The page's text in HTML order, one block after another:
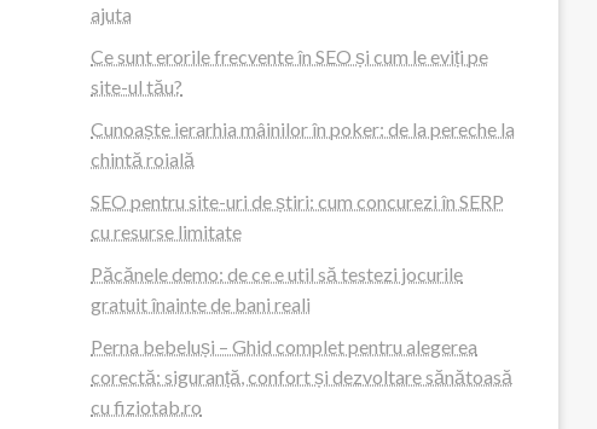
ajuta
Ce sunt erorile frecvente în SEO și cum le eviți pe
site-ul tău?
Cunoaște ierarhia mâinilor în poker: de la pereche la
chintă roială
SEO pentru site-uri de știri: cum concurezi în SERP
cu resurse limitate
Păcănele demo: de ce e util să testezi jocurile
gratuit înainte de bani reali
Perna bebeluși – Ghid complet pentru alegerea
corectă: siguranță, confort și dezvoltare sănătoasă
cu fiziotab.ro